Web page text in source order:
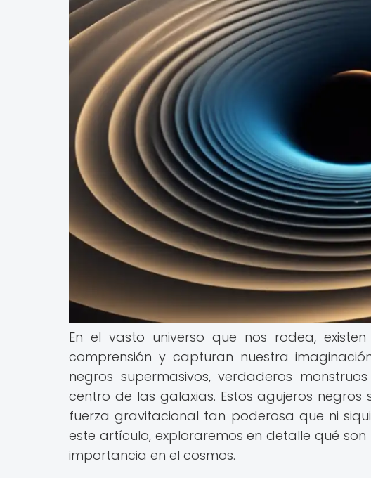
En el vasto universo que nos rodea,
comprensión y capturan nuestra
negros supermasivos, verdaderos
centro de las galaxias. Estos agujeros
fuerza gravitacional tan poderosa que ni
este artículo, exploraremos en detalle qué
importancia en el cosmos.